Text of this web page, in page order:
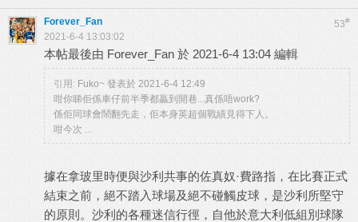
53#
Forever_Fan
2021-6-4 13:03:02
本帖最後由 Forever_Fan 於 2021-6-4 13:04 編輯
引用: Fuko~ 發表於 2021-6-4 12:49
咁你睇佢係車仔前半季都贏到開巷...真係唔work?
係佢同球會鬧翻先走，佢本身英超個戰績見得下人。
咁今次 ...
據在拿玻里時便與沙利共事的佐真奴·費路指，在比賽正式
結束之前，絕不踏入球場及絕不碰觸皮球，是沙利所堅守
的原則。沙利的各種迷信行徑，自他於意大利低組別球隊